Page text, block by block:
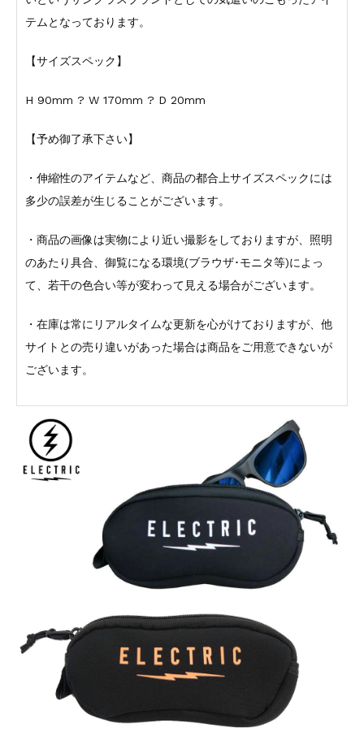
テムとなっております。
【サイズスペック】
H 90mm ? W 170mm ? D 20mm
【予め御了承下さい】
・伸縮性のアイテムなど、商品の都合上サイズスペックには
多少の誤差が生じることがございます。
・商品の画像は実物により近い撮影をしておりますが、照明
のあたり具合、御覧になる環境(ブラウザ･モニタ等)によっ
て、若干の色合い等が変わって見える場合がございます。
・在庫は常にリアルタイムな更新を心がけておりますが、他
サイトとの売り違いがあった場合は商品をご用意できないが
ございます。